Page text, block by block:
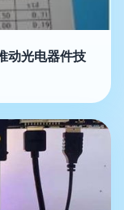
动光电器件技